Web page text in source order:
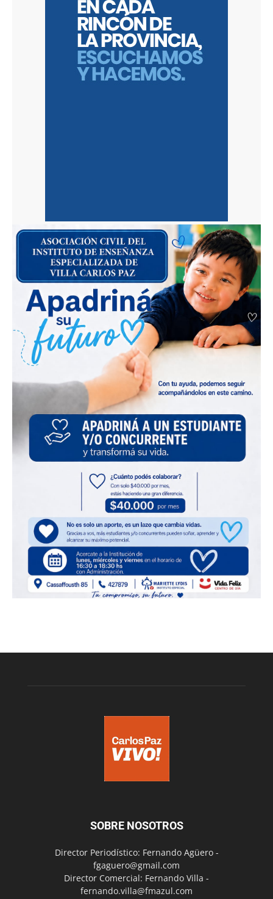
SOBRE NOSOTROS
Director Periodístico: Fernando Agüero -
fgaguero@gmail.com
Director Comercial: Fernando Villa -
fernando.villa@fmazul.com